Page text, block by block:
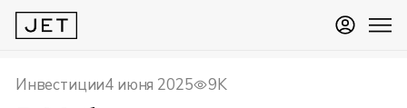
Инвестиции4 июня 2025 9K